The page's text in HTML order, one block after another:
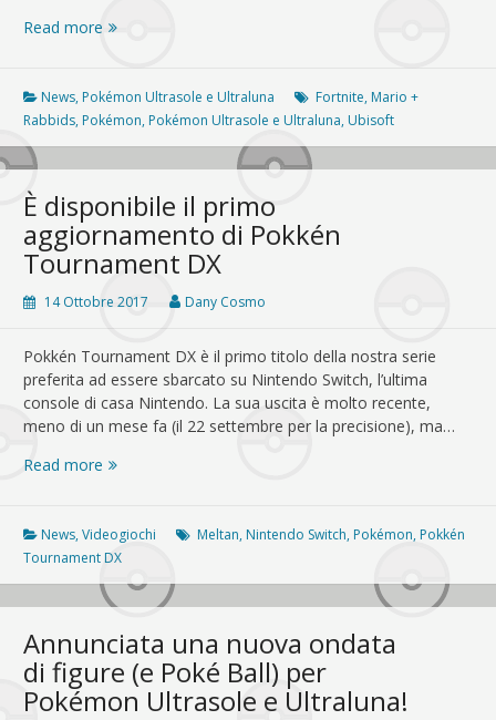
Read more Confermato
Z
di
Mimikyu
in
Ultrasole
e
Ultraluna!
News, Pokémon Ultrasole e Ultraluna Fortnite, Mario +
Rabbids, Pokémon, Pokémon Ultrasole e Ultraluna, Ubisoft
È disponibile il primo
aggiornamento di Pokkén
Tournament DX
14 Ottobre 2017 Dany Cosmo
Pokkén Tournament DX è il primo titolo della nostra serie
preferita ad essere sbarcato su Nintendo Switch, l’ultima
console di casa Nintendo. La sua uscita è molto recente,
meno di un mese fa (il 22 settembre per la precisione), ma…
Read more È
primo
aggiornamento
di
Pokkén
DX
News,Videogiochi Meltan, Nintendo Switch, Pokémon, Pokkén
Tournament DX
Annunciata una nuova ondata
di figure (e Poké Ball) per
Pokémon Ultrasole e Ultraluna!